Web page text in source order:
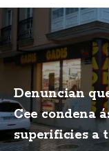
Denuncian
Cee condena
superificies a